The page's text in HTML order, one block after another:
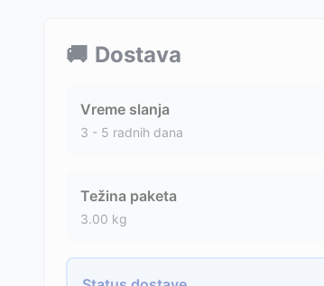
🚚 Dostava
Vreme slanja
3 - 5 radnih dana
Težina paketa
3.00 kg